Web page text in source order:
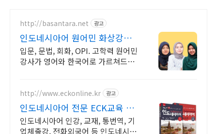
http://basantara.net 광고
인도네시아어 원어민 화상강좌
무료수업 후 등록하세요
입문, 문법, 회화, OPI. 고학력 원어민
강사가 영어와 한국어로 가르쳐드립
http://www.eckonline.kr 광고
인도네시아어 전문 ECK교육 모
바일 무제한 다운로드
인도네시아어 인강, 교재, 통번역, 기
업체출강, 전화외국어 등 인도네시아